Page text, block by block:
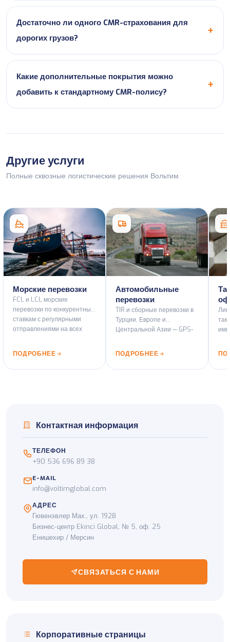
Достаточно ли одного CMR-страхования для
дорогих грузов?
Какие дополнительные покрытия можно
добавить к стандартному CMR-полису?
Другие услуги
Полные сквозные логистические решения Вольтим
Морские перевозки
FCL и LCL морские
перевозки по конкурентным
ставкам с регулярными
отправлениями на всех
ПОДРОБНЕЕ
Автомобильные
перевозки
TIR и сборные перевозки в
Турции, Европе и
Центральной Азии — GPS-
сертифицированные
автомобили.
ПОДРОБНЕЕ
Контактная информация
ТЕЛЕФОН
+90 536 696 89 38
E-MAIL
info@voltimglobal.com
АДРЕС
Гювенэвлер Мах., ул. 1928
Бизнес-центр Ekinci Global, № 5, оф. 25
Енишехир / Мерсин
СВЯЗАТЬСЯ С НАМИ
Корпоративные страницы